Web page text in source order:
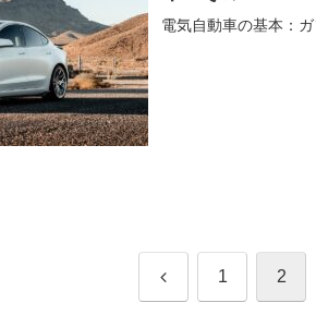
電気自動車の基本：
前 1 2